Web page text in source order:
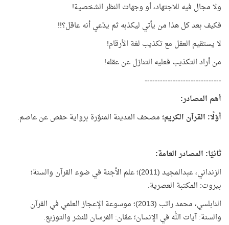
ولا مجال فيه للاجتهاد، أو وجهات النظر الشخصية!
فكيف بعد كل هذا من يأتي ليكذبه ثم يدّعي أنه عاقل؟!!
لا يستقيم العقل مع تكذيب لغة الأرقام!
من أراد التكذيب فعليه التنازل عن عقله!
------------------------------
أهم المصادر:
أوّلًا: القرآن الكريم؛مصحف المدينة المنوّرة برواية حفص عن عاصم.
ثانيًا: المصادر العامة:
الزنداني، عبدالمجيد (2011)؛ علم الأجنة في ضوء القرآن والسنة؛
بيروت: المكتبة العصرية.
النابلسي، محمد راتب (2013)؛ موسوعة الإعجاز العلمي في القرآن
والسنة: آيات الله في الإنسان؛ عمّان: الفرسان للنشر والتوزيع.